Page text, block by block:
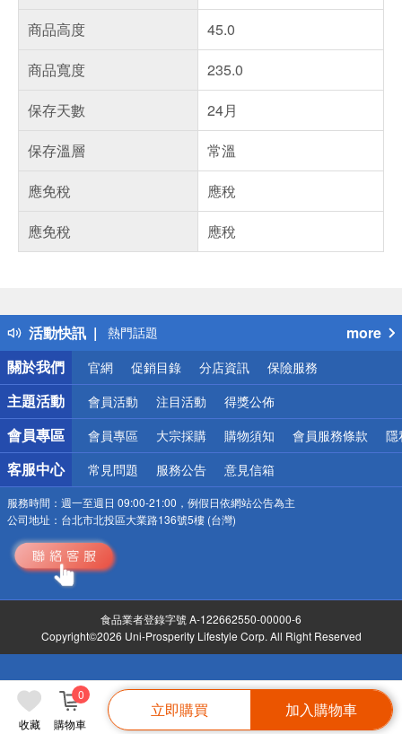
收藏 購物車
0
立即購買 加入購物車
商品高度
45.0
商品寬度
235.0
保存天數
24月
保存溫層
常溫
應免稅
應稅
應免稅
應稅
活動快訊
熱門話題
銀行優惠
偏遠地區配送
詐騙網頁！請小心！
more
關於我們
官網 促銷目錄 分店資訊 保險服務
主題活動 會員活動 注目活動 得獎公佈
會員專區 會員專區 大宗採購 購物須知 會員服務條款 隱
客服中心 常見問題 服務公告 意見信箱
服務時間： 週一至週日 09:00-21:00，例假日依網站公告為主
公司地址： 台北市北投區大業路136號5樓 (台灣)
食品業者登錄字號 A-122662550-00000-6
Copyright©2026 Uni-Prosperity Lifestyle Corp. All Right Reserved